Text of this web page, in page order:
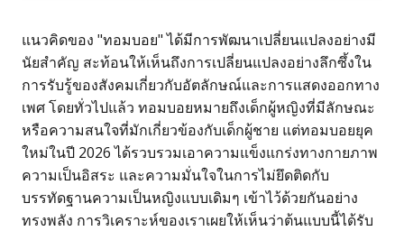
แนวคิดของ "ทอมบอย" ได้มีการพัฒนาเปลี่ยนแปลงอย่างมี
นัยสำคัญ สะท้อนให้เห็นถึงการเปลี่ยนแปลงอย่างลึกซึ้งใน
การรับรู้ของสังคมเกี่ยวกับอัตลักษณ์และการแสดงออกทาง
เพศ โดยทั่วไปแล้ว ทอมบอยหมายถึงเด็กผู้หญิงที่มีลักษณะ
หรือความสนใจที่มักเกี่ยวข้องกับเด็กผู้ชาย แต่ทอมบอยยุค
ใหม่ในปี 2026 ได้รวบรวมเอาความแข็งแกร่งทางกายภาพ
ความเป็นอิสระ และความมั่นใจในการไม่ยึดติดกับ
บรรทัดฐานความเป็นหญิงแบบเดิมๆ เข้าไว้ด้วยกันอย่าง
ทรงพลัง การวิเคราะห์ของเราเผยให้เห็นว่าต้นแบบนี้ได้รับ